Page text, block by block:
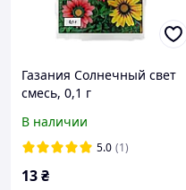
Газания Солнечный свет
смесь, 0,1 г
В наличии
5.0 (1)
13₴